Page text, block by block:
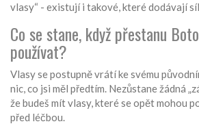
vlasy“ - existují i takové, které dodávají
Co se stane, když přestanu
používat?
Vlasy se postupně vrátí ke svému
nic, co jsi měl předtím. Nezůstane žádná
že budeš mít vlasy, které se opět mohou
před léčbou.